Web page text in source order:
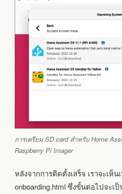
การเตรียม SD card สำหรับ Home
Raspberry Pi Imager
หลังจากการติดตั้งเสร็จ เราจะเห็น
onboarding.html ซึ่งขั้นต่อไปจะเ